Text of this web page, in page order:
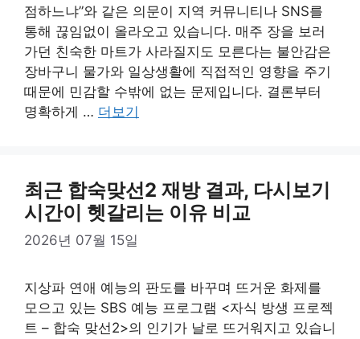
점하느냐”와 같은 의문이 지역 커뮤니티나 SNS를
통해 끊임없이 올라오고 있습니다. 매주 장을 보러
가던 친숙한 마트가 사라질지도 모른다는 불안감은
장바구니 물가와 일상생활에 직접적인 영향을 주기
때문에 민감할 수밖에 없는 문제입니다. 결론부터
명확하게 … 더보기
최근 합숙맞선2 재방 결과, 다시보기
시간이 헷갈리는 이유 비교
2026년 07월 15일
지상파 연애 예능의 판도를 바꾸며 뜨거운 화제를
모으고 있는 SBS 예능 프로그램 <자식 방생 프로젝
트 – 합숙 맞선2>의 인기가 날로 뜨거워지고 있습니